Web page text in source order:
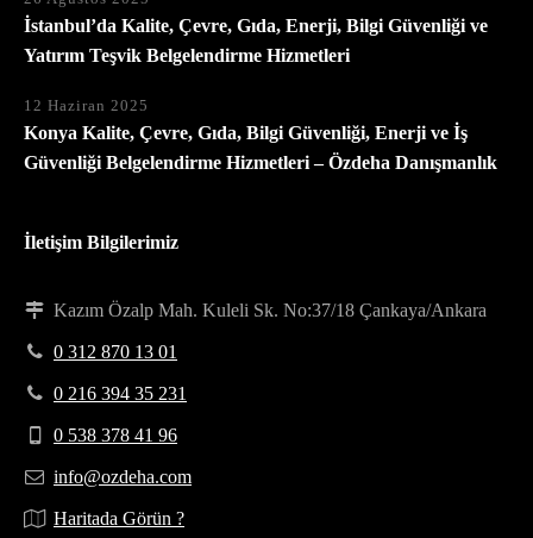
İstanbul’da Kalite, Çevre, Gıda, Enerji, Bilgi Güvenliği ve
Yatırım Teşvik Belgelendirme Hizmetleri
12 Haziran 2025
Konya Kalite, Çevre, Gıda, Bilgi Güvenliği, Enerji ve İş
Güvenliği Belgelendirme Hizmetleri – Özdeha Danışmanlık
İletişim Bilgilerimiz
Kazım Özalp Mah. Kuleli Sk. No:37/18 Çankaya/Ankara
0 312 870 13 01
0 216 394 35 231
0 538 378 41 96
info@ozdeha.com
Haritada Görün ?